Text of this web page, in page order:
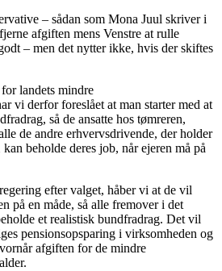
– sådan som Mona Juul skriver i
afgiften mens Venstre at rulle
– men det nytter ikke, hvis der skiftes
landets mindre
vi derfor foreslået at man starter med at
så de ansatte hos tømreren,
de andre erhvervsdrivende, der holder
beholde deres job, når ejeren må på
efter valget, håber vi at de vil
på en måde, så alle fremover i det
et realistisk bundfradrag. Det vil
pensionsopsparing i virksomheden og
afgiften for de mindre